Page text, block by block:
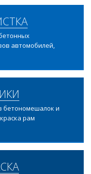
автомобилей,
бетономешалок и
рам